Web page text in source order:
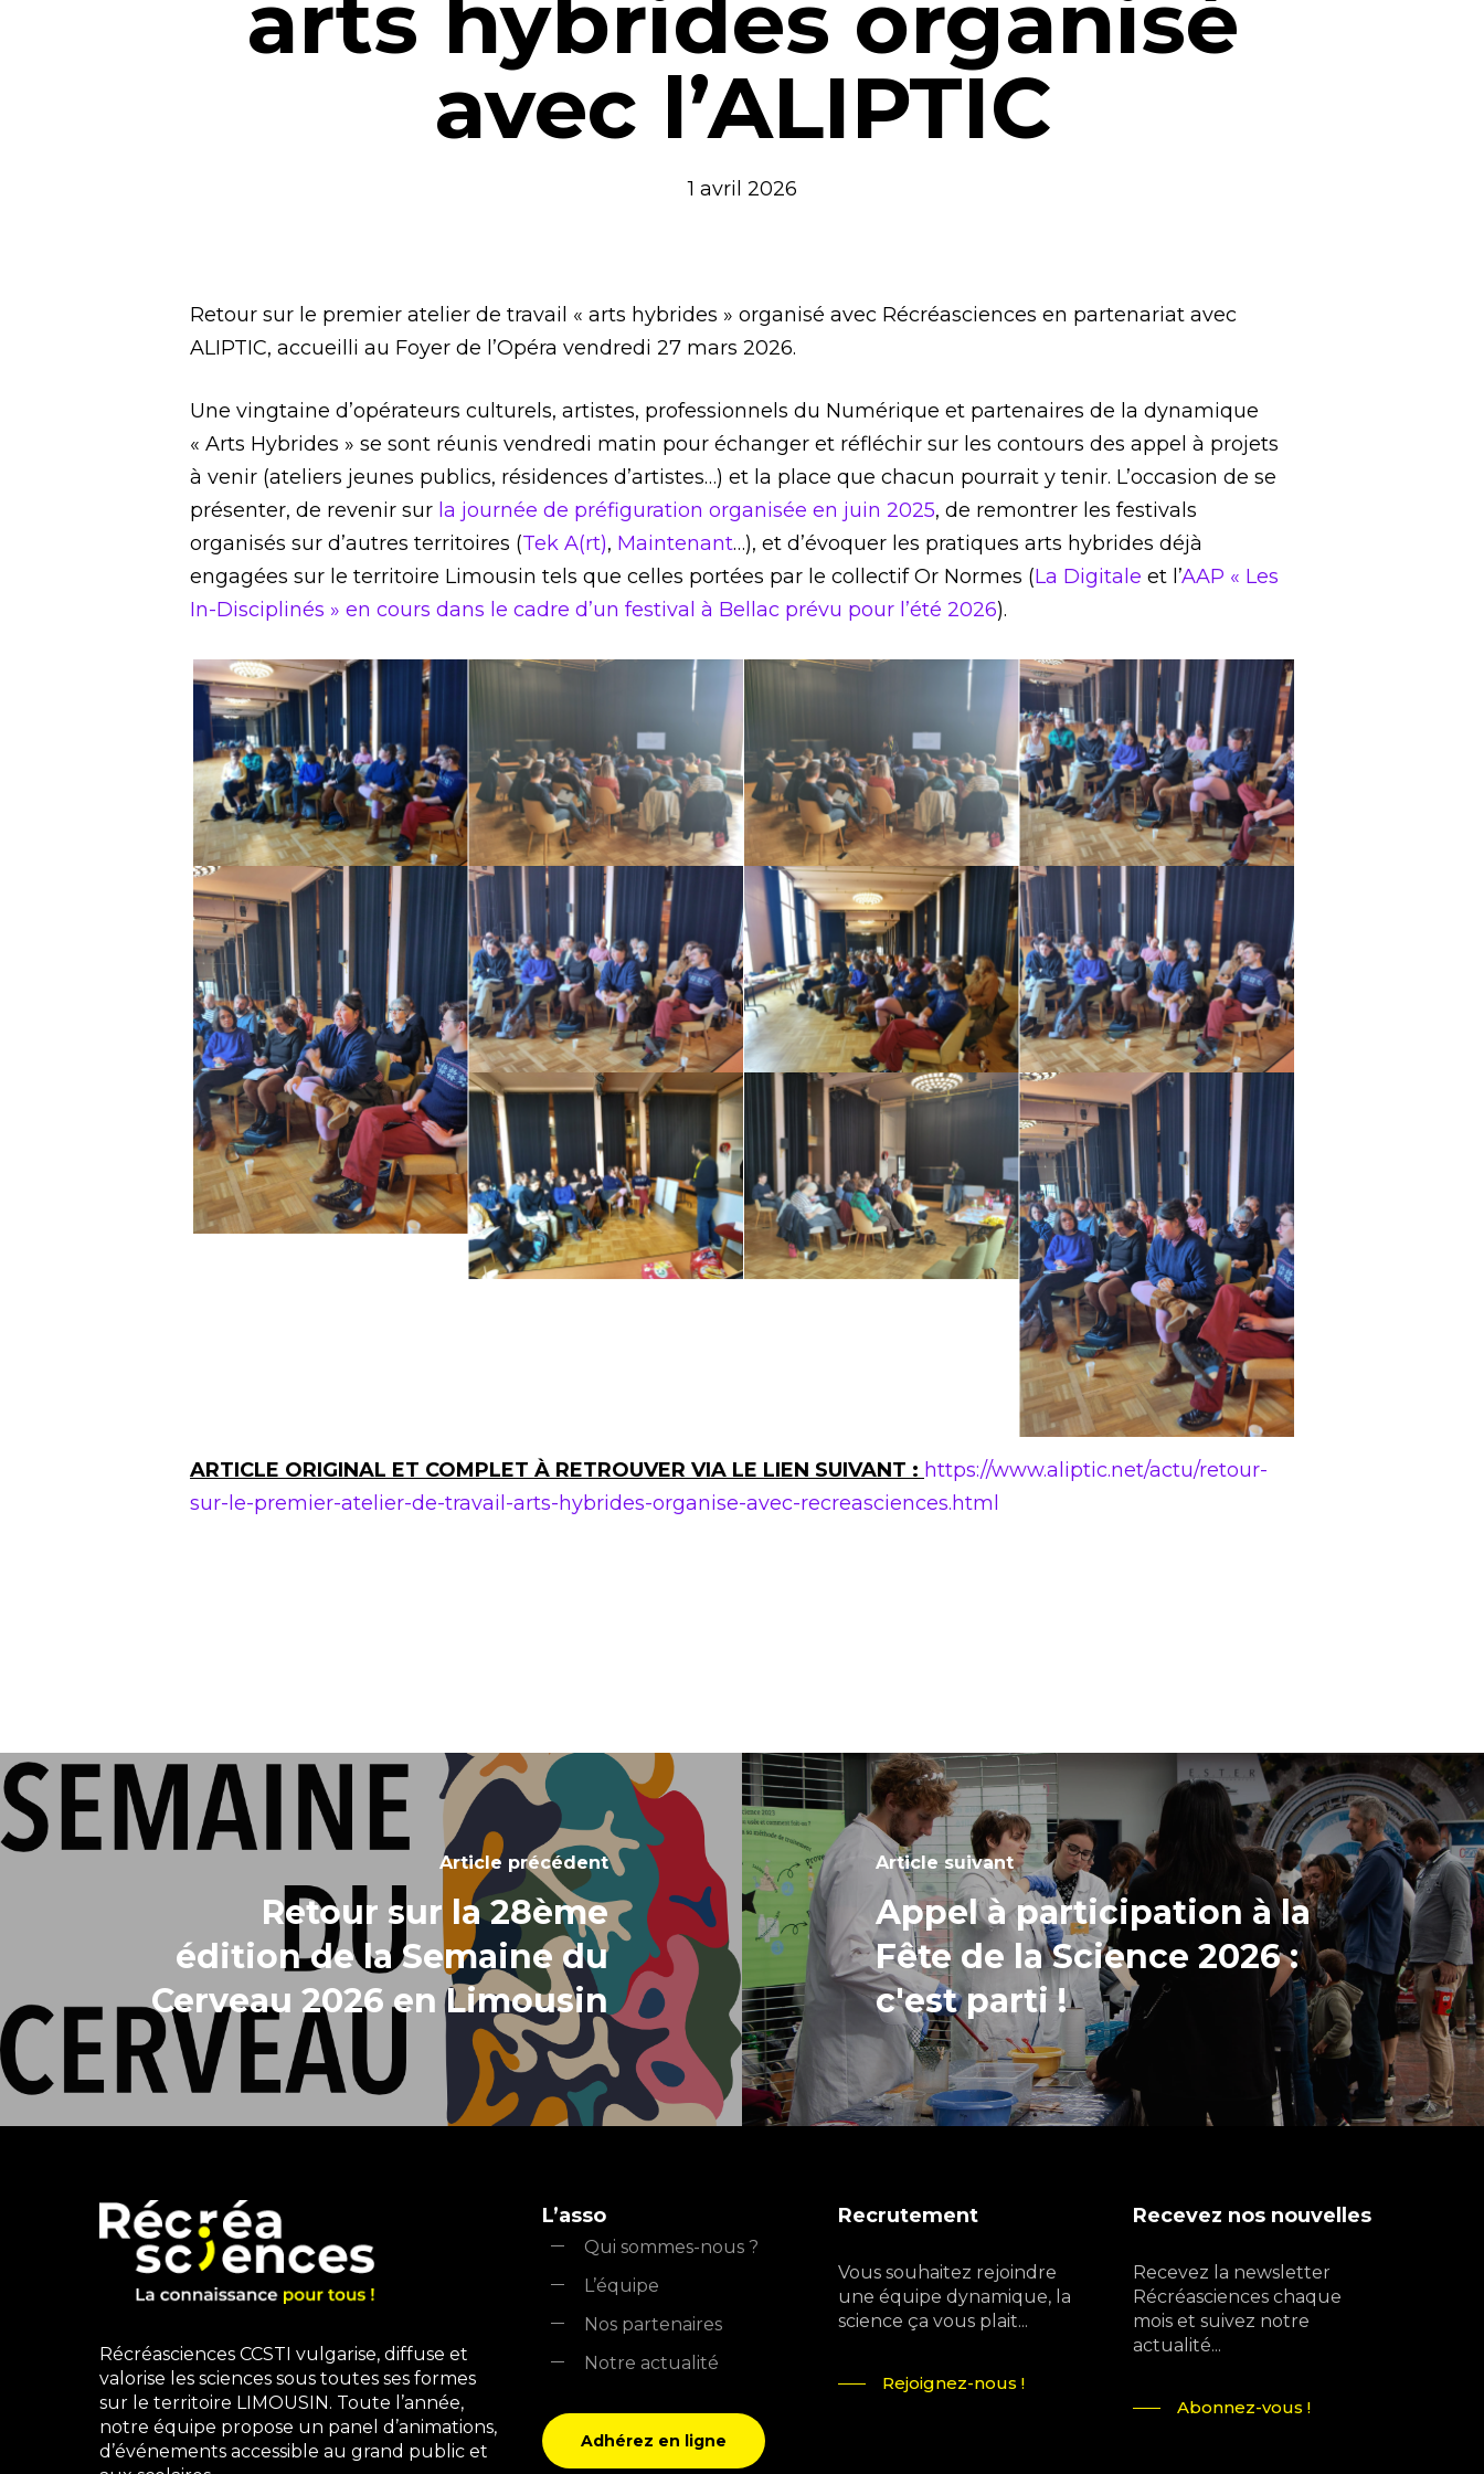
arts hybrides organisé
avec l’ALIPTIC
1 avril 2026
Retour sur le premier atelier de travail « arts hybrides » organisé avec Récréasciences en partenariat avec
ALIPTIC, accueilli au Foyer de l’Opéra vendredi 27 mars 2026.
Une vingtaine d’opérateurs culturels, artistes, professionnels du Numérique et partenaires de la dynamique
« Arts Hybrides » se sont réunis vendredi matin pour échanger et réfléchir sur les contours des appel à projets
à venir (ateliers jeunes publics, résidences d’artistes…) et la place que chacun pourrait y tenir. L’occasion de se
présenter, de revenir sur la journée de préfiguration organisée en juin 2025, de remontrer les festivals
organisés sur d’autres territoires (Tek A(rt), Maintenant…), et d’évoquer les pratiques arts hybrides déjà
engagées sur le territoire Limousin tels que celles portées par le collectif Or Normes (La Digitale et l’AAP « Les
In-Disciplinés » en cours dans le cadre d’un festival à Bellac prévu pour l’été 2026).
ARTICLE ORIGINAL ET COMPLET À RETROUVER VIA LE LIEN SUIVANT : https://www.aliptic.net/actu/retour-
sur-le-premier-atelier-de-travail-arts-hybrides-organise-avec-recreasciences.html
Article précédent
Retour sur la 28ème
édition de la Semaine du
Cerveau 2026 en Limousin
Article suivant
Appel à participation à la
Fête de la Science 2026 :
c'est parti !
Récréasciences CCSTI vulgarise, diffuse et
valorise les sciences sous toutes ses formes
sur le territoire LIMOUSIN. Toute l’année,
notre équipe propose un panel d’animations,
d’événements accessible au grand public et
L’asso
Qui sommes-nous ?
L’équipe
Nos partenaires
Notre actualité
Adhérez en ligne
Recrutement
Vous souhaitez rejoindre
une équipe dynamique, la
science ça vous plait...
Rejoignez-nous !
Recevez nos nouvelles
Recevez la newsletter
Récréasciences chaque
mois et suivez notre
actualité...
Abonnez-vous !